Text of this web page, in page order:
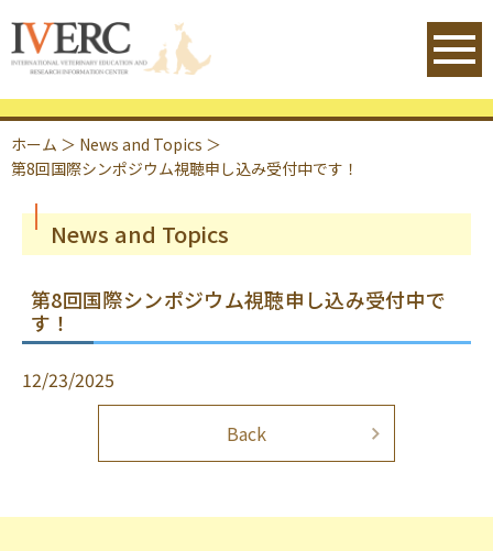
IVERC - International Veterinary
ホーム ＞ News and Topics ＞
第8回国際シンポジウム視聴申し込み受付中です！
News and Topics
第8回国際シンポジウム視聴申し込み受付中で
す！
12/23/2025
Back